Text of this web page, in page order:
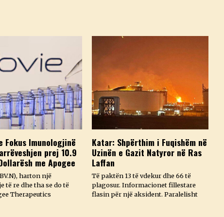
Fokus Imunologjinë
prej 10.9
me Apogee
harton një
të re dhe tha se do të
Therapeutics
Katar: Shpërthim i Fuqishëm në
Uzinën e Gazit Natyror në Ras
Laffan
Të paktën 13 të vdekur dhe 66 të
plagosur. Informacionet fillestare
flasin për një aksident. Paralelisht